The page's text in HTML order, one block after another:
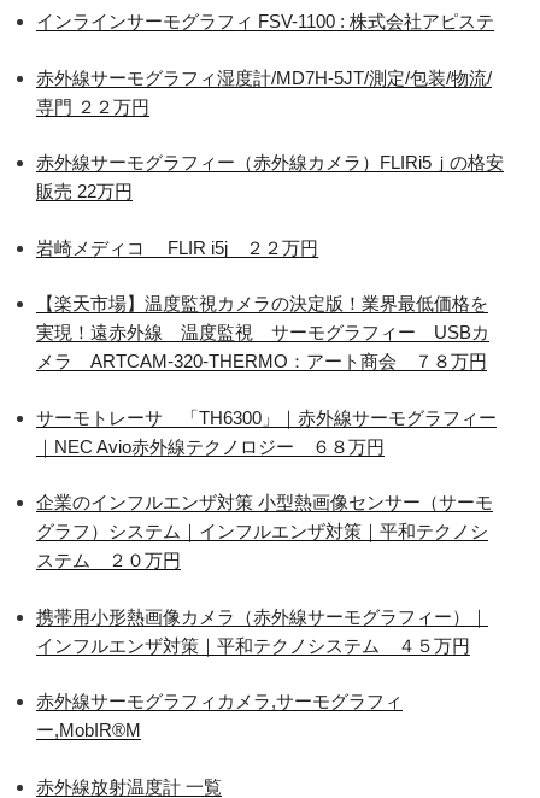
インラインサーモグラフィ FSV-1100 : 株式会社アピステ
赤外線サーモグラフィ湿度計/MD7H-5JT/測定/包装/物流/
専門 ２２万円
赤外線サーモグラフィー（赤外線カメラ）FLIRi5ｊの格安
販売 22万円
岩崎メディコ FLIR i5j ２２万円
【楽天市場】温度監視カメラの決定版！業界最低価格を
実現！遠赤外線 温度監視 サーモグラフィー USBカ
メラ ARTCAM-320-THERMO：アート商会 ７８万円
サーモトレーサ 「TH6300」｜赤外線サーモグラフィー
｜NEC Avio赤外線テクノロジー ６８万円
企業のインフルエンザ対策 小型熱画像センサー（サーモ
グラフ）システム｜インフルエンザ対策｜平和テクノシ
ステム ２０万円
携帯用小形熱画像カメラ（赤外線サーモグラフィー）｜
インフルエンザ対策｜平和テクノシステム ４５万円
赤外線サーモグラフィカメラ,サーモグラフィ
ー,MobIR®M
赤外線放射温度計 一覧